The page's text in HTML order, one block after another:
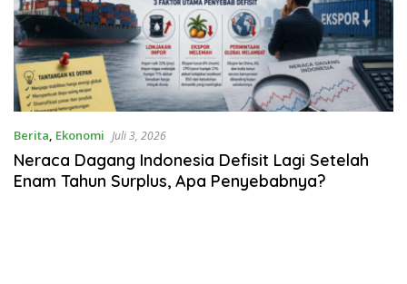
Berita, Ekonomi Juli 3, 2026
Neraca Dagang Indonesia Defisit Lagi Setelah
Enam Tahun Surplus, Apa Penyebabnya?